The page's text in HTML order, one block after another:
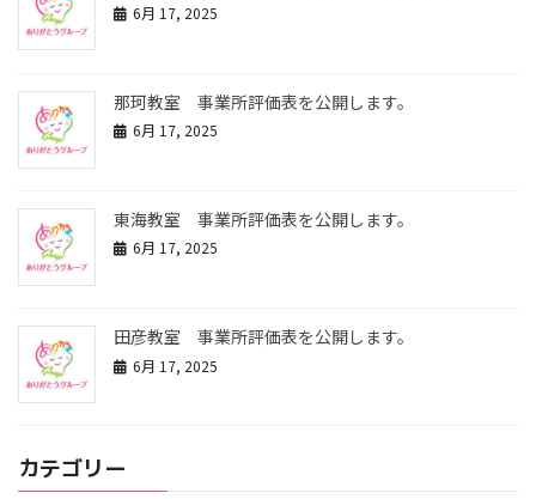
6月 17, 2025
那珂教室 事業所評価表を公開します。
6月 17, 2025
東海教室 事業所評価表を公開します。
6月 17, 2025
田彦教室 事業所評価表を公開します。
6月 17, 2025
カテゴリー